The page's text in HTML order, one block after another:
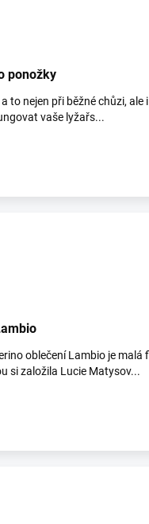
ponožky
to nejen při běžné chůzi, ale
vaše lyžařs...
oblečení Lambio je malá
si založila Lucie Matysov...